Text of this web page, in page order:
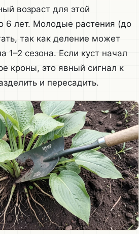
возраст для этой
6 лет. Молодые растения (до
так как деление может
1–2 сезона. Если куст начал
кроны, это явный сигнал к
и пересадить.